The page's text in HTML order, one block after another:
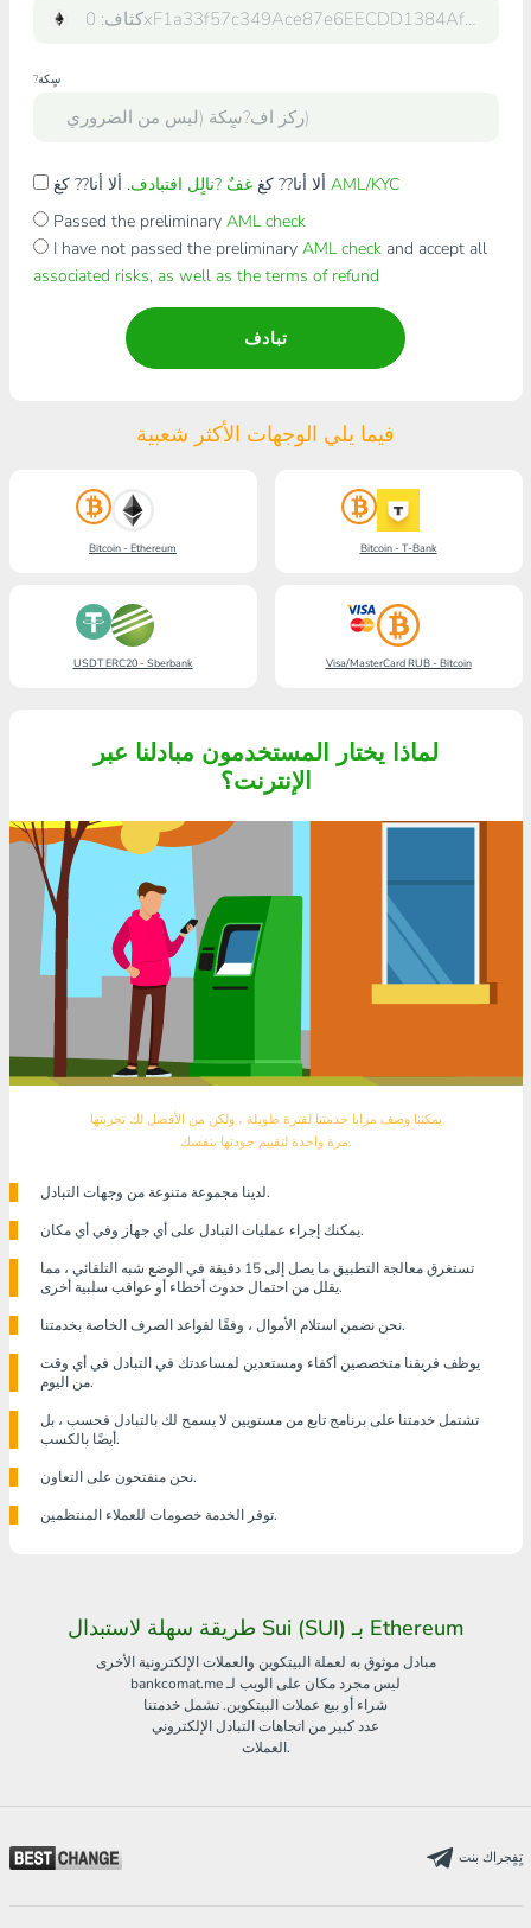
?سٍكة
ألا أنا?? كغغفٌ ?نالٍل افتبادف
AML/KYC
Passed the preliminary AML check
I have not passed the preliminary AML checkand accept all
associated risks, as well as the terms of refund
تبادف
فيما يلي الوجهات الأكثر شعبية
Bitcoin - Ethereum Bitcoin - T-Bank
USDT ERC20 - Sberbank Visa/MasterCard RUB - Bitcoin
لماذا يختار المستخدمون مبادلنا عبر
الإنترنت؟
يمكننا وصف مزايا خدمتنا لفترة طويلة ، ولكن من الأفضل لك تجربتها
مرة واحدة لتقييم جودتها بنفسك.
لدينا مجموعة متنوعة من وجهات التبادل.
يمكنك إجراء عمليات التبادل على أي جهاز وفي أي مكان.
تستغرق معالجة التطبيق ما يصل إلى 15 دقيقة في الوضع شبه التلقائي ، مما
يقلل من احتمال حدوث أخطاء أو عواقب سلبية أخرى.
نحن نضمن استلام الأموال ، وفقًا لقواعد الصرف الخاصة بخدمتنا.
يوظف فريقنا متخصصين أكفاء ومستعدين لمساعدتك في التبادل في أي وقت
من اليوم.
تشتمل خدمتنا على برنامج تابع من مستويين لا يسمح لك بالتبادل فحسب ، بل
أيضًا بالكسب.
نحن منفتحون على التعاون.
توفر الخدمة خصومات للعملاء المنتظمين.
طريقة سهلة لاستبدال Sui (SUI) بـ Ethereum
مبادل موثوق به لعملة البيتكوين والعملات الإلكترونية الأخرى
bankcomat.me ليس مجرد مكان على الويب لـ
شراء أو بيع عملات البيتكوين. تشمل خدمتنا
عدد كبير من اتجاهات التبادل الإلكتروني
العملات.
تٍفٍجراك بنت